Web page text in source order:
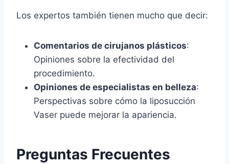
Los expertos también tienen mucho que decir:
Comentarios de cirujanos plásticos:
Opiniones sobre la efectividad del
procedimiento.
Opiniones de especialistas en belleza:
Perspectivas sobre cómo la liposucción
Vaser puede mejorar la apariencia.
Preguntas Frecuentes